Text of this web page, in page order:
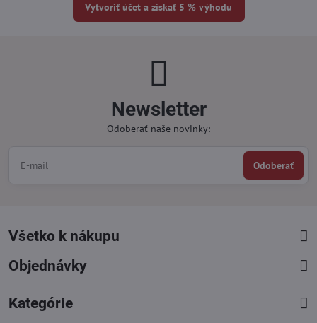
Vytvoriť účet a získať 5 % výhodu
Newsletter
Odoberať naše novinky:
Odoberať
Všetko k nákupu
Objednávky
Kategórie